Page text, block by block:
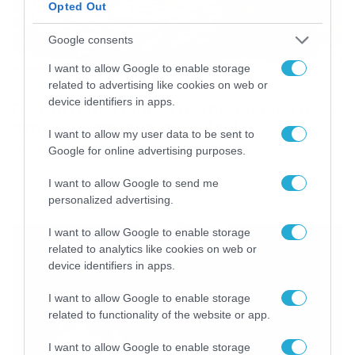
Opted Out
Google consents
I want to allow Google to enable storage
related to advertising like cookies on web or
device identifiers in apps.
I want to allow my user data to be sent to
Google for online advertising purposes.
I want to allow Google to send me
personalized advertising.
I want to allow Google to enable storage
related to analytics like cookies on web or
device identifiers in apps.
I want to allow Google to enable storage
related to functionality of the website or app.
I want to allow Google to enable storage
25/04/2019 13:07
Πάσχα: Αυτό είναι το πιο παράξενο έθιμο
στην Ευρώπη (photos+video)
Πραγματοποιείται κάθε Πάσχα και είναι το πιο
ονομάζεται «Πασχαλινό μαστίγωμα», είναι ακριβώς
αυτό που καταλαβαίνετε και είναι άκρως διαδεδομένο,
Ουγγαρία, αλλά και την Πολωνία. Σύμφωνα με το εν λόγω
έθιμο, οι νεαροί άνδρες κυνηγούν το πρωί τις γυναίκες
μ’ ένα χειροποίητο […]